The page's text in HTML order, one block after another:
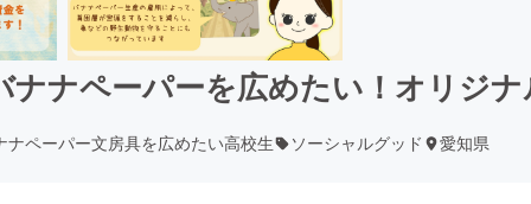
ナペーパーを広めたい！オリジナ
ナペーパー文房具を広めたい高校生 ソーシャルグッド 愛知県